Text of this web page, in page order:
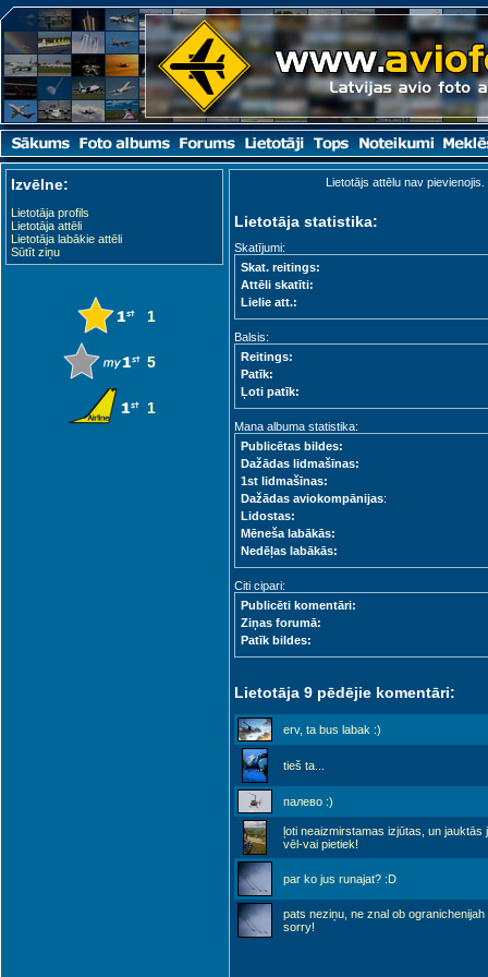
Izvēlne:
Lietotāja profils
Lietotāja attēli
Lietotāja labākie attēli
Sūtīt ziņu
1
5
1
Lietotājs attēlu nav pievienojis.
Lietotāja statistika:
Skatījumi:
Skat. reitings:
Attēli skatīti:
Lielie att.:
Balsis:
Reitings:
Patīk:
Ļoti patīk:
Mana albuma statistika:
Publicētas bildes:
Dažādas lidmašīnas:
1st lidmašīnas:
Dažādas aviokompānijas:
Lidostas:
Mēneša labākās:
Nedēļas labākās:
Citi cipari:
Publicēti komentāri:
Ziņas forumā:
Patīk bildes:
Lietotāja 9 pēdējie komentāri:
erv, ta bus labak :)
tieš ta...
палево :)
ļoti neaizmirstamas izjūtas, un jauktās
vēl-vai pietiek!
par ko jus runajat? :D
pats neziņu, ne znal ob ogranichenijah
sorry!